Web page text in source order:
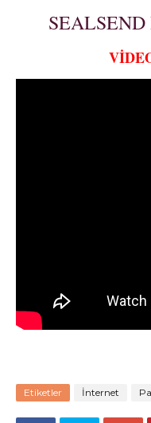
SEALSEND
Etiketler İnternet